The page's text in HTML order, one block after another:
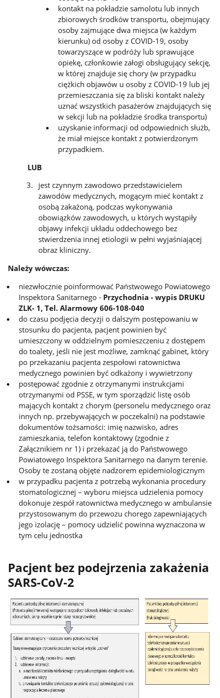
kontakt na pokładzie samolotu lub innych
zbiorowych środków transportu, obejmujący
osoby zajmujące dwa miejsca (w każdym
kierunku) od osoby z COVID-19, osoby
towarzyszące w podróży lub sprawujące
opiekę, członkowie załogi obsługujący sekcję,
w której znajduje się chory (w przypadku
ciężkich objawów u osoby z COVID-19 lub jej
przemieszczania się za bliski kontakt należy
uznać wszystkich pasażerów znajdujących się
w sekcji lub na pokładzie środka transportu)
uzyskanie informacji od odpowiednich służb,
że miał miejsce kontakt z potwierdzonym
przypadkiem.
LUB
jest czynnym zawodowo przedstawicielem
zawodów medycznych, mogącym mieć kontakt z
osobą zakażoną, podczas wykonywania
obowiązków zawodowych, u których wystąpiły
objawy infekcji układu oddechowego bez
stwierdzenia innej etiologii w pełni wyjaśniającej
obraz kliniczny.
Należy wówczas:
niezwłocznie poinformować Państwowego Powiatowego
Inspektora Sanitarnego - Przychodnia - wypis DRUKU
ZLK- 1, Tel. Alarmowy 606-108-040
do czasu podjęcia decyzji o dalszym postępowaniu w
stosunku do pacjenta, pacjent powinien być
umieszczony w oddzielnym pomieszczeniu z dostępem
do toalety, jeśli nie jest możliwe, zamknąć gabinet, który
po przekazaniu pacjenta zespołowi ratownictwa
medycznego powinien być odkażony i wywietrzony
postępować zgodnie z otrzymanymi instrukcjami
otrzymanymi od PSSE, w tym sporządzić listę osób
mających kontakt z chorym (personelu medycznego oraz
innych np. przebywających w poczekalni) na podstawie
dokumentów tożsamości: imię nazwisko, adres
zamieszkania, telefon kontaktowy (zgodnie z
Załącznikiem nr 1) i przekazać ją do Państwowego
Powiatowego Inspektora Sanitarnego na danym terenie.
Osoby te zostaną objęte nadzorem epidemiologicznym
w przypadku pacjenta z potrzebą wykonania procedury
stomatologicznej – wyboru miejsca udzielenia pomocy
dokonuje zespół ratownictwa medycznego w ambulansie
przystosowanym do przewozu chorego zapewniających
jego izolację – pomocy udzielić powinna wyznaczona w
tym celu jednostka
Pacjent bez podejrzenia zakażenia
SARS-CoV-2